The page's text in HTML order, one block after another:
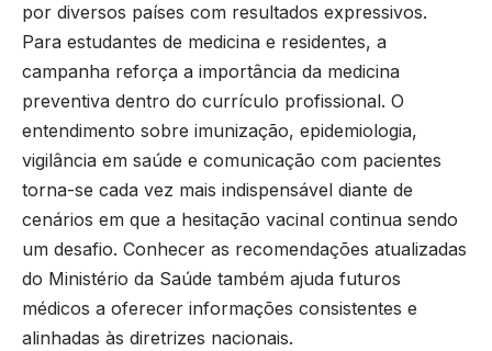
por diversos países com resultados expressivos.
Para estudantes de medicina e residentes, a
campanha reforça a importância da medicina
preventiva dentro do currículo profissional. O
entendimento sobre imunização, epidemiologia,
vigilância em saúde e comunicação com pacientes
torna-se cada vez mais indispensável diante de
cenários em que a hesitação vacinal continua sendo
um desafio. Conhecer as recomendações atualizadas
do Ministério da Saúde também ajuda futuros
médicos a oferecer informações consistentes e
alinhadas às diretrizes nacionais.